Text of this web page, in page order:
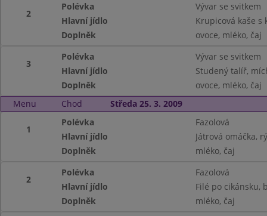
2
Polévka
Vývar se svitkem
Hlavní jídlo
Krupicová kaše s
Doplněk
ovoce, mléko, čaj
3
Polévka
Vývar se svitkem
Hlavní jídlo
Studený talíř,
Doplněk
ovoce, mléko, čaj
Menu
Chod Středa 25. 3. 2009
1
Polévka
Fazolová
Hlavní jídlo
Játrová omáčka,
Doplněk
mléko, čaj
2
Polévka
Fazolová
Hlavní jídlo
Filé po cikánsku,
Doplněk
mléko, čaj